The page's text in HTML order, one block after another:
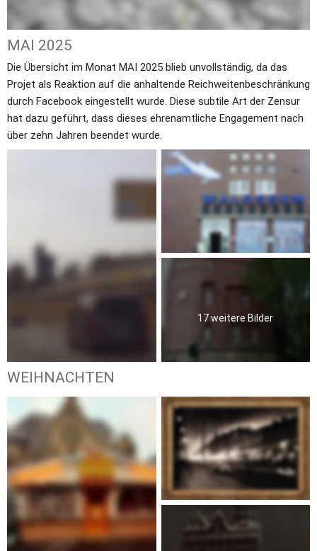
MAI 2025
Die Übersicht im Monat MAI 2025 blieb unvollständig, da das
Projet als Reaktion auf die anhaltende Reichweitenbeschränkung
durch Facebook eingestellt wurde. Diese subtile Art der Zensur
hat dazu geführt, dass dieses ehrenamtliche Engagement nach
über zehn Jahren beendet wurde.
17 weitere Bilder
WEIHNACHTEN